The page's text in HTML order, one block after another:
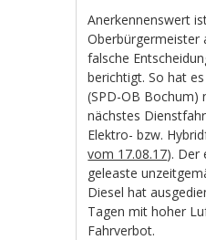
Anerkennenswert
Oberbürgermeister
falsche
berichtigt. So hat
(SPD-OB Bochum)
nächstes
Elektro- bzw.
vom 17.08.17). Der
geleaste
Diesel hat
Tagen mit hoher
Fahrverbot.